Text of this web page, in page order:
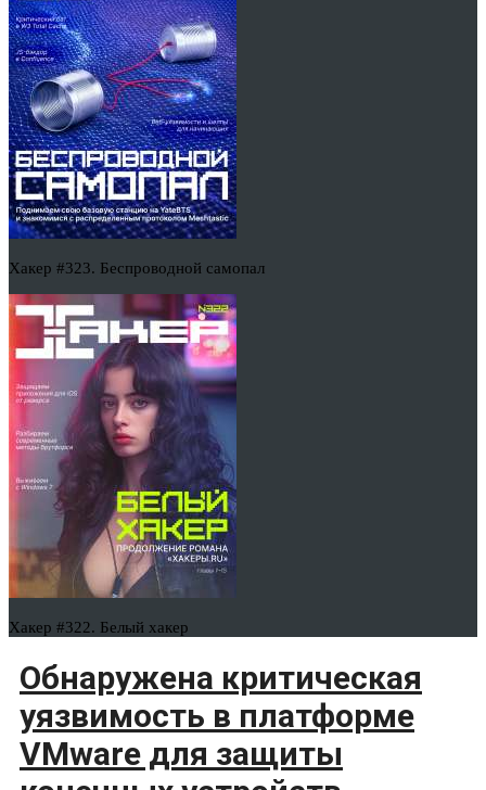
Хакер #323. Беспроводной самопал
Хакер #322. Белый хакер
Обнаружена критическая
уязвимость в платформе
VMware для защиты